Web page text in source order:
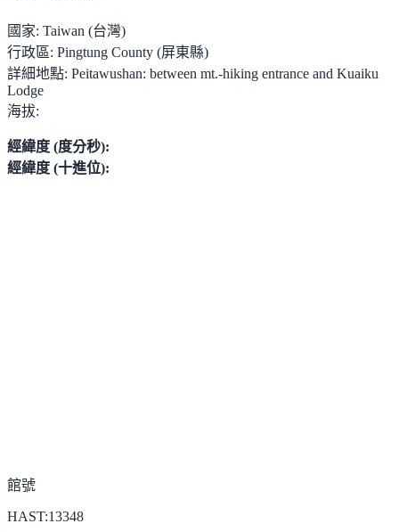
國家: Taiwan (台灣)
行政區: Pingtung County (屏東縣)
詳細地點: Peitawushan: between mt.-hiking entrance and Kuaiku
Lodge
海拔:
經緯度 (度分秒):
經緯度 (十進位):
館號
HAST:13348